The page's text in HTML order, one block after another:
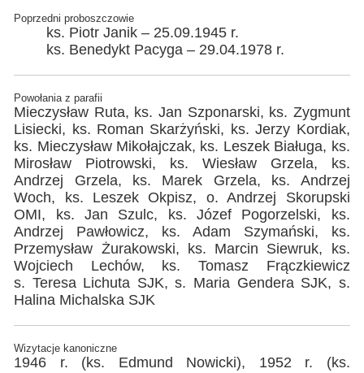
Poprzedni proboszczowie
ks. Piotr Janik – 25.09.1945 r.
ks. Benedykt Pacyga – 29.04.1978 r.
Powołania z parafii
Mieczysław Ruta, ks. Jan Szponarski, ks. Zygmunt
Lisiecki, ks. Roman Skarżyński, ks. Jerzy Kordiak,
ks. Mieczysław Mikołajczak, ks. Leszek Białuga, ks.
Mirosław Piotrowski, ks. Wiesław Grzela, ks.
Andrzej Grzela, ks. Marek Grzela, ks. Andrzej
Woch, ks. Leszek Okpisz, o. Andrzej Skorupski
OMI, ks. Jan Szulc, ks. Józef Pogorzelski, ks.
Andrzej Pawłowicz, ks. Adam Szymański, ks.
Przemysław Żurakowski, ks. Marcin Siewruk, ks.
Wojciech Lechów, ks. Tomasz Frączkiewicz
s. Teresa Lichuta SJK, s. Maria Gendera SJK, s.
Halina Michalska SJK
Wizytacje kanoniczne
1946 r. (ks. Edmund Nowicki), 1952 r. (ks.